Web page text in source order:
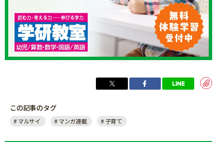
この記事のタグ
マルサイ マンガ連載 子育て